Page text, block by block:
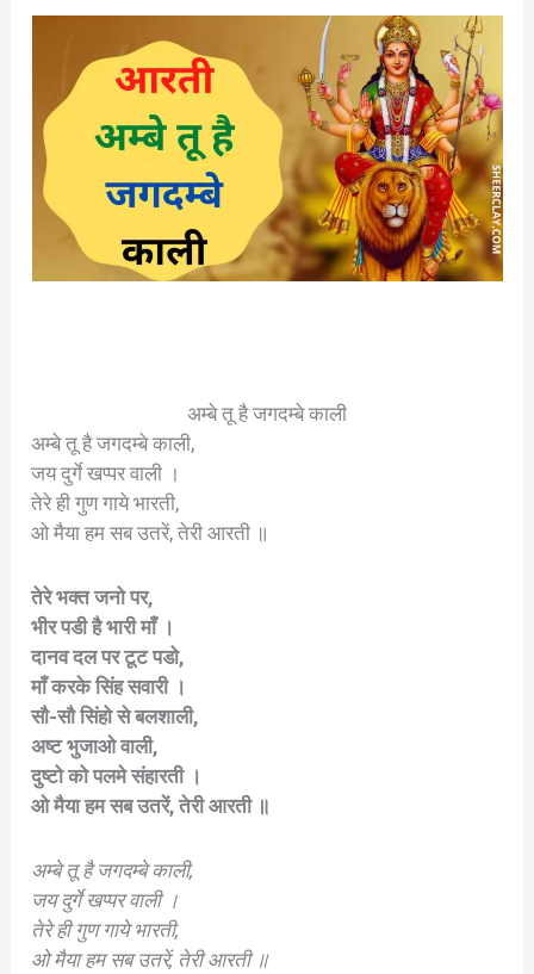
अम्बे तू है जगदम्बे काली
अम्बे तू है जगदम्बे काली,
जय दुर्गे खप्पर वाली ।
तेरे ही गुण गाये भारती,
ओ मैया हम सब उतरें, तेरी आरती ॥
तेरे भक्त जनो पर,
भीर पडी है भारी माँ ।
दानव दल पर टूट पडो,
माँ करके सिंह सवारी ।
सौ-सौ सिंहो से बलशाली,
अष्ट भुजाओ वाली,
दुष्टो को पलमे संहारती ।
ओ मैया हम सब उतरें, तेरी आरती ॥
अम्बे तू है जगदम्बे काली,
जय दुर्गे खप्पर वाली ।
तेरे ही गुण गाये भारती,
ओ मैया हम सब उतरें, तेरी आरती ॥